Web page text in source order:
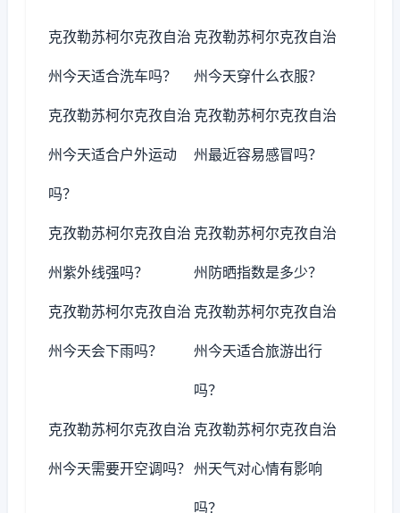
克孜勒苏柯尔克孜自治
州今天适合洗车吗？
克孜勒苏柯尔克孜自治
州今天穿什么衣服？
克孜勒苏柯尔克孜自治
州今天适合户外运动
吗？
克孜勒苏柯尔克孜自治
州最近容易感冒吗？
克孜勒苏柯尔克孜自治
州紫外线强吗？
克孜勒苏柯尔克孜自治
州防晒指数是多少？
克孜勒苏柯尔克孜自治
州今天会下雨吗？
克孜勒苏柯尔克孜自治
州今天适合旅游出行
吗？
克孜勒苏柯尔克孜自治
州今天需要开空调吗？
克孜勒苏柯尔克孜自治
州天气对心情有影响
吗？